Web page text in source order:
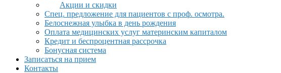
Акции и скидки
Спец. предложение для пациентов с проф. осмотра.
Белоснежная улыбка в день рождения
Оплата медицинских услуг материнским капиталом
Кредит и беспроцентная рассрочка
Бонусная система
Записаться на прием
Контакты